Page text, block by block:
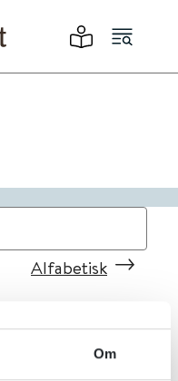
Om
Alfabetisk